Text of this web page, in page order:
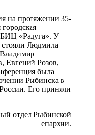
на протяжении 35-
БИЦ «Радуга». У
стояли Людмила
Евгений Розов,
была
Рыбинска в
Его приняли
отдел Рыбинской
епархии.